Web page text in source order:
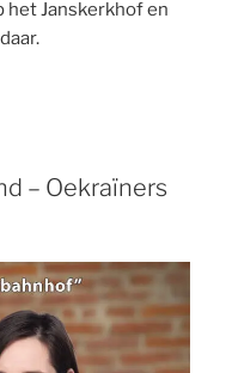
het Janskerkhof en
– Oekraïners